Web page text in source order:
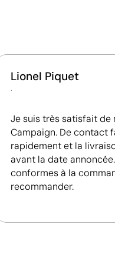
Combinaison de
Bronze, se situant
entreprises en
Fournisseur certifié
Lionel Piquet
.
Je suis très satisfait de
Campaign. De contact
rapidement et la
avant la date
conformes à la
recommander.